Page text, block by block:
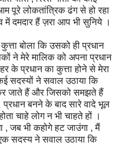
पूरे लोकतांत्रिक ढंग से हो रहा
में दमदार हैं ज़रा आप भी सुनिये ।
कि उसको ही प्रधान
ने मेरे मालिक को अपना प्रधान
के प्रधान का कुत्ता होने से मेरा
सदस्यों ने सवाल उठाया कि
जाते हैं और जिसको समझते हैं
प्रधान बनने के बाद सारे वादे भूल
चाहे लोग न भी चाहते हों ।
, जब भी कहोगे हट जाउंगा , मैं
सदस्य ने सवाल उठाया कि